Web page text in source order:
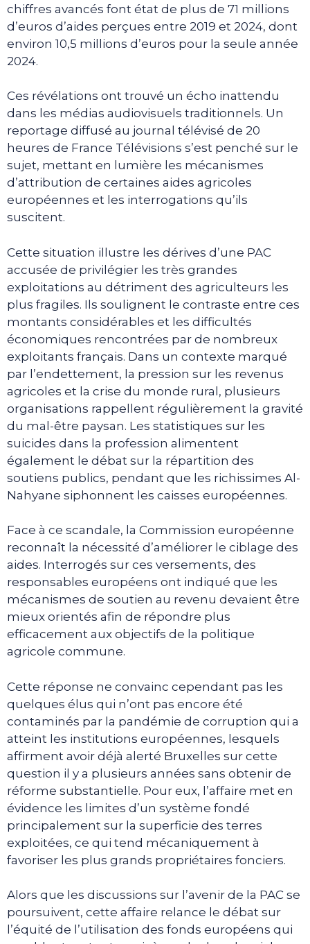
chiffres avancés font état de plus de 71 millions
d’euros d’aides perçues entre 2019 et 2024, dont
environ 10,5 millions d’euros pour la seule année
2024.
Ces révélations ont trouvé un écho inattendu
dans les médias audiovisuels traditionnels. Un
reportage diffusé au journal télévisé de 20
heures de France Télévisions s’est penché sur le
sujet, mettant en lumière les mécanismes
d’attribution de certaines aides agricoles
européennes et les interrogations qu’ils
suscitent.
Cette situation illustre les dérives d’une PAC
accusée de privilégier les très grandes
exploitations au détriment des agriculteurs les
plus fragiles. Ils soulignent le contraste entre ces
montants considérables et les difficultés
économiques rencontrées par de nombreux
exploitants français. Dans un contexte marqué
par l’endettement, la pression sur les revenus
agricoles et la crise du monde rural, plusieurs
organisations rappellent régulièrement la gravité
du mal-être paysan. Les statistiques sur les
suicides dans la profession alimentent
également le débat sur la répartition des
soutiens publics, pendant que les richissimes Al-
Nahyane siphonnent les caisses européennes.
Face à ce scandale, la Commission européenne
reconnaît la nécessité d’améliorer le ciblage des
aides. Interrogés sur ces versements, des
responsables européens ont indiqué que les
mécanismes de soutien au revenu devaient être
mieux orientés afin de répondre plus
efficacement aux objectifs de la politique
agricole commune.
Cette réponse ne convainc cependant pas les
quelques élus qui n’ont pas encore été
contaminés par la pandémie de corruption qui a
atteint les institutions européennes, lesquels
affirment avoir déjà alerté Bruxelles sur cette
question il y a plusieurs années sans obtenir de
réforme substantielle. Pour eux, l’affaire met en
évidence les limites d’un système fondé
principalement sur la superficie des terres
exploitées, ce qui tend mécaniquement à
favoriser les plus grands propriétaires fonciers.
Alors que les discussions sur l’avenir de la PAC se
poursuivent, cette affaire relance le débat sur
l’équité de l’utilisation des fonds européens qui